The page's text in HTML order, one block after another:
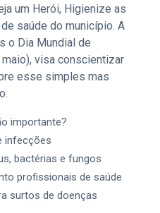
um Herói, Higienize as
saúde do município. A
o Dia Mundial de
visa conscientizar
esse simples mas
importante?
infecções
bactérias e fungos
profissionais de saúde
surtos de doenças